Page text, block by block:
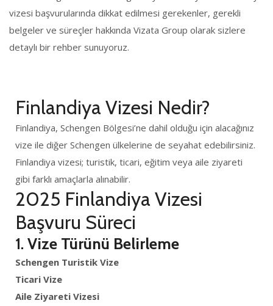
vizesi başvurularında dikkat edilmesi gerekenler, gerekli
belgeler ve süreçler hakkında Vizata Group olarak sizlere
detaylı bir rehber sunuyoruz.
Finlandiya Vizesi Nedir?
Finlandiya, Schengen Bölgesi’ne dahil olduğu için alacağınız
vize ile diğer Schengen ülkelerine de seyahat edebilirsiniz.
Finlandiya vizesi; turistik, ticari, eğitim veya aile ziyareti
gibi farklı amaçlarla alınabilir.
2025 Finlandiya Vizesi
Başvuru Süreci
1. Vize Türünü Belirleme
Schengen Turistik Vize
Ticari Vize
Aile Ziyareti Vizesi